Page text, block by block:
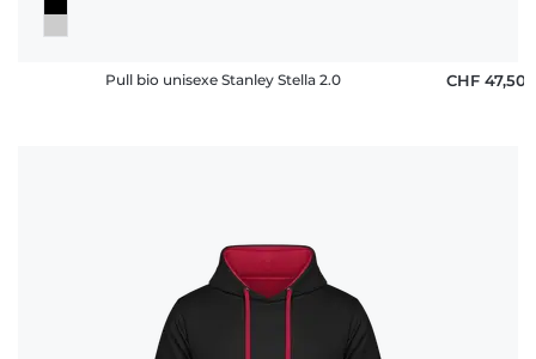
Pull bio unisexe Stanley Stella 2.0 CHF 47,50